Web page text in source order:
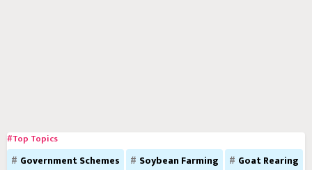
#Top Topics
Government Schemes Soybean Farming
Goat Rearing